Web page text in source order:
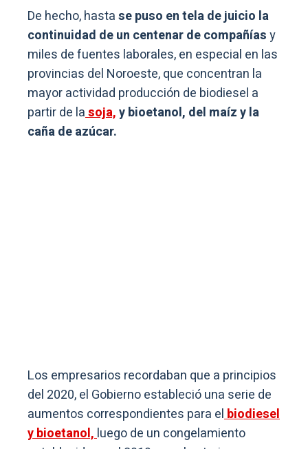
De hecho, hastase puso en tela de juicio la
continuidad de un centenar de compañíasy
miles de fuentes laborales, en especial en las
provincias del Noroeste, que concentran la
mayor actividad producción de biodiesel a
partir de lasoja,y bioetanol, del maíz y la
caña de azúcar.
Los empresarios recordaban que a principios
del 2020, el Gobierno estableció una serie de
aumentos correspondientes para elbiodiesel
y bioetanol,luego de un congelamiento